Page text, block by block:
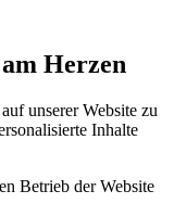
Herzen
unserer Website zu
Inhalte
Betrieb der Website